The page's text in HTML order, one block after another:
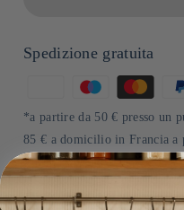
Spedizione gratuita
di
pagamento
*a partire da 50 € presso un
85 € a domicilio in Francia
Europa